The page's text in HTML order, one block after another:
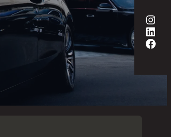
إنستجرام
لينكد إن
فيسبوك